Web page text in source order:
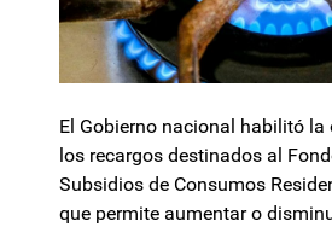
El Gobierno nacional habilitó la
los recargos destinados al
Subsidios de Consumos
que permite aumentar o